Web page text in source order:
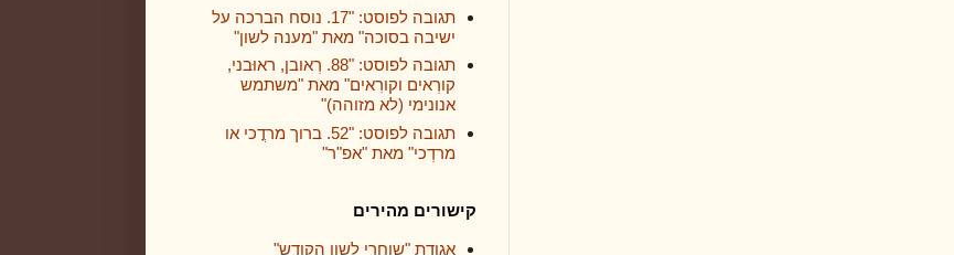
תגובה לפוסט: "17. נוסח הברכה על
ישיבה בסוכה" מאת "מענה לשון"
תגובה לפוסט: "88. רְאובן, ראוּבני,
קורְאים וקורִאים" מאת "משתמש
אנונימי (לא מזוהה)"
תגובה לפוסט: "52. ברוך מרדֳכי או
מרדְכי" מאת "אפ"ר"
קישורים מהירים
אגודת "שוחרי לשון הקודש"